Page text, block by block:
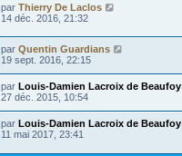
par Thierry De Laclos
14 déc. 2016, 21:32
par Quentin Guardians
19 sept. 2016, 22:15
par Louis-Damien Lacroix de Beaufoy
27 déc. 2015, 10:54
par Louis-Damien Lacroix de Beaufoy
11 mai 2017, 23:41